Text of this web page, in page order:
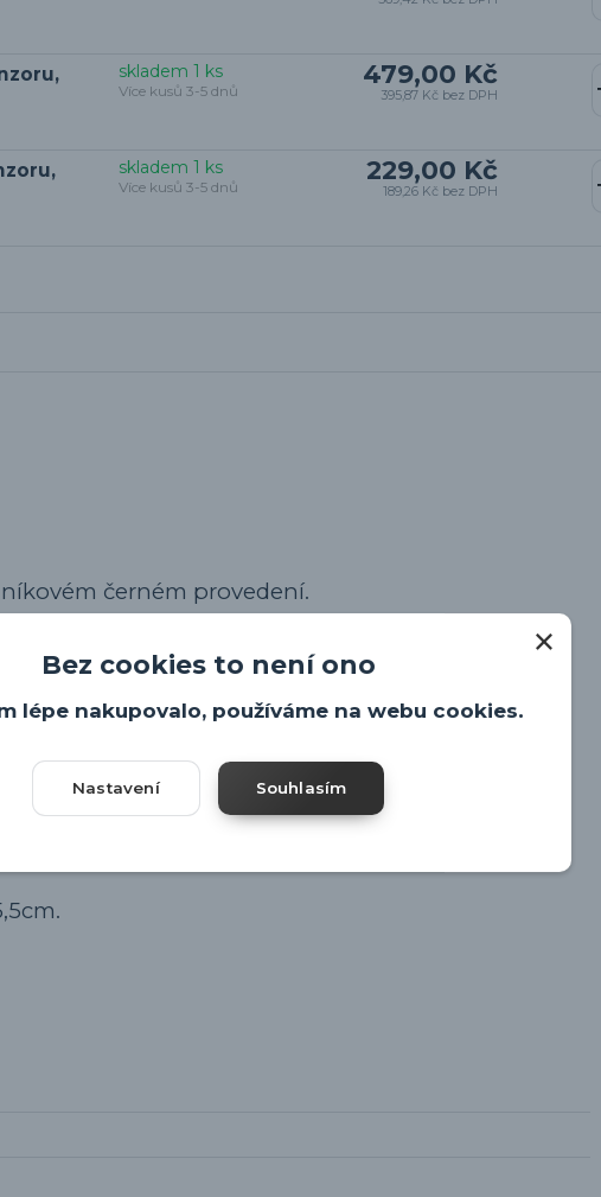
479,00 Kč
395,87 Kč bez DPH
skladem 1 ks
Více kusů 3-5 dnů
229,00 Kč
189,26 Kč bez DPH
skladem 1 ks
Více kusů 3-5 dnů
černém provedení.
Bez cookies to není ono
lépe nakupovalo, používáme na webu cookies.
Nastavení Souhlasím